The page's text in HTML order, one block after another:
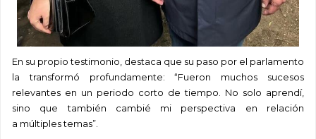
En su propio testimonio, destaca que su paso por el parlamento
la transformó profundamente: “Fueron muchos sucesos
relevantes en un periodo corto de tiempo. No solo aprendí,
sino que también cambié mi perspectiva en relación
a múltiples temas”.